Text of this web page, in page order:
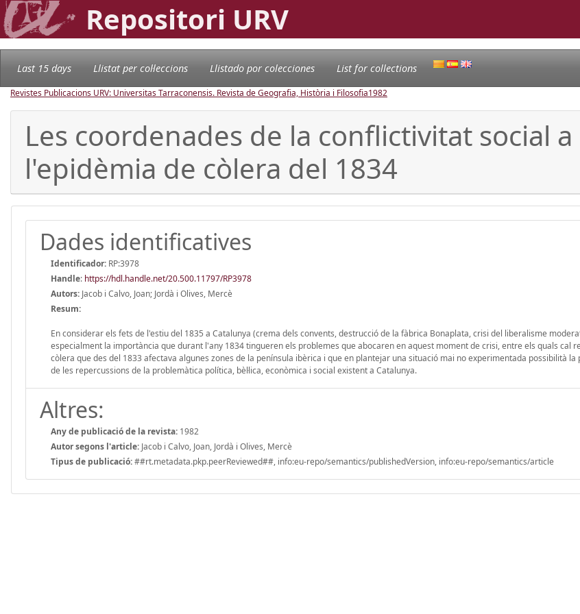
Repositori URV
Last 15 days Llistat per col·leccions Llistado por colecciones List for collections
Revistes Publicacions URV: Universitas Tarraconensis. Revista de Geografia, Història i Filosofia1982
Les coordenades de la conflictivitat social
l'epidèmia de còlera del 1834
Dades identificatives
Identificador: RP:3978
Handle: https://hdl.handle.net/20.500.11797/RP3978
Autors: Jacob i Calvo, Joan; Jordà i Olives, Mercè
Resum:
En considerar els fets de l'estiu del 1835 a Catalunya (crema dels convents, destrucció de la fàbrica Bonaplata, crisi del liberalisme
especialment la importància que durant l'any 1834 tingueren els problemes que abocaren en aquest moment de crisi, entre els quals cal
còlera que des del 1833 afectava algunes zones de la península ibèrica i que en plantejar una situació mai no experimentada possibilità
de les repercussions de la problemàtica política, bèl·lica, econòmica i social existent a Catalunya.
Altres:
Any de publicació de la revista: 1982
Autor segons l'article: Jacob i Calvo, Joan, Jordà i Olives, Mercè
Tipus de publicació:##rt.metadata.pkp.peerReviewed##, info:eu-repo/semantics/publishedVersion, info:eu-repo/semantics/article